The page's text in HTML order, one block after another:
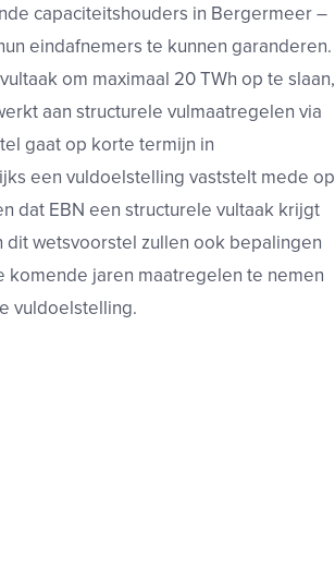
capaciteitshouders in Bergermeer –
eindafnemers te kunnen garanderen.
om maximaal 20 TWh op te slaan,
aan structurele vulmaatregelen via
gaat op korte termijn in
een vuldoelstelling vaststelt mede op
dat EBN een structurele vultaak krijgt
wetsvoorstel zullen ook bepalingen
jaren maatregelen te nemen
vuldoelstelling.